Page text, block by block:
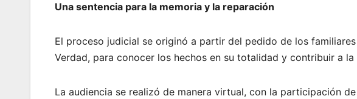
Una sentencia para la memoria y la reparación
El proceso judicial se originó a partir del pedido de los
Verdad, para conocer los hechos en su totalidad y contribuir a
La audiencia se realizó de manera virtual, con la participación